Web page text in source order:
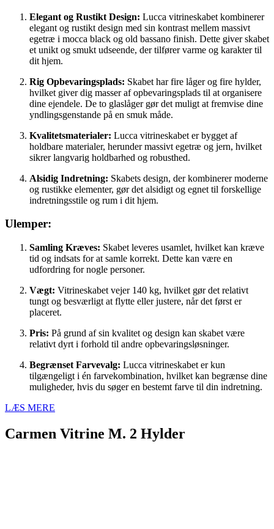
Elegant og Rustikt Design: Lucca vitrineskabet kombinerer
elegant og rustikt design med sin kontrast mellem massivt
egetræ i mocca black og old bassano finish. Dette giver skabet
et unikt og smukt udseende, der tilfører varme og karakter til
dit hjem.
Rig Opbevaringsplads: Skabet har fire låger og fire hylder,
hvilket giver dig masser af opbevaringsplads til at organisere
dine ejendele. De to glaslåger gør det muligt at fremvise dine
yndlingsgenstande på en smuk måde.
Kvalitetsmaterialer: Lucca vitrineskabet er bygget af
holdbare materialer, herunder massivt egetræ og jern, hvilket
sikrer langvarig holdbarhed og robusthed.
Alsidig Indretning: Skabets design, der kombinerer moderne
og rustikke elementer, gør det alsidigt og egnet til forskellige
indretningsstile og rum i dit hjem.
Ulemper:
Samling Kræves: Skabet leveres usamlet, hvilket kan kræve
tid og indsats for at samle korrekt. Dette kan være en
udfordring for nogle personer.
Vægt: Vitrineskabet vejer 140 kg, hvilket gør det relativt
tungt og besværligt at flytte eller justere, når det først er
placeret.
Pris: På grund af sin kvalitet og design kan skabet være
relativt dyrt i forhold til andre opbevaringsløsninger.
Begrænset Farvevalg: Lucca vitrineskabet er kun
tilgængeligt i én farvekombination, hvilket kan begrænse dine
muligheder, hvis du søger en bestemt farve til din indretning.
LÆS MERE
Carmen Vitrine M. 2 Hylder